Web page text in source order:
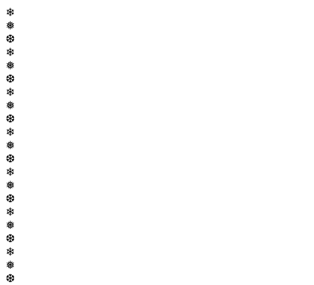
❄
❅
❆
❄
❅
❆
❄
❅
❆
❄
❅
❆
❄
❅
❆
❄
❅
❆
❄
❅
❆